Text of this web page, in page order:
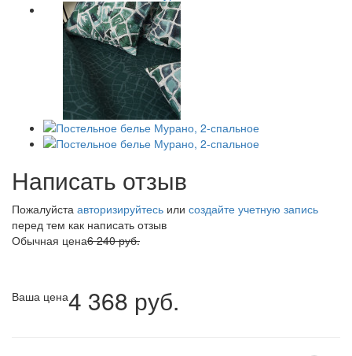
Написать отзыв
Пожалуйста авторизируйтесь или создайте учетную запись
перед тем как написать отзыв
Обычная цена6 240 руб.
Ваша цена4 368 руб.